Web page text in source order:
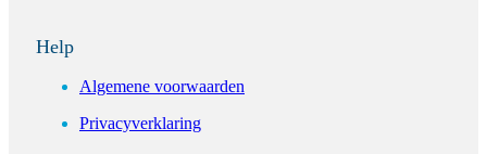
Help
Algemene voorwaarden
Privacyverklaring